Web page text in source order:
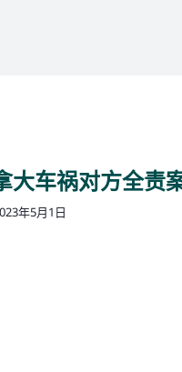
大车祸对方全责
年5月1日